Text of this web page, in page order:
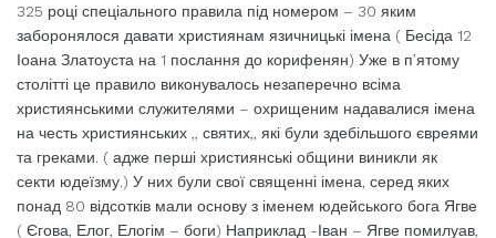
325 році спеціального правила під номером – 30 яким
заборонялося давати християнам язичницькі імена ( Бесіда 12
Іоана Златоуста на 1 послання до корифенян) Уже в п’ятому
столітті це правило виконувалось незаперечно всіма
християнськими служителями – охрищеним надавалися імена
на честь християнських ,, святих,, які були здебільшого євреями
та греками. ( адже перші християнські общини виникли як
секти юдеїзму.) У них були свої священні імена, серед яких
понад 80 відсотків мали основу з іменем юдейського бога Ягве
( Єгова, Елог, Елогім – боги) Наприклад -Іван – Ягве помилуав,